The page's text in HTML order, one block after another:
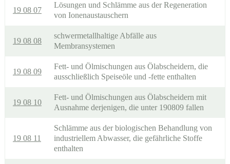
19 08 07
Lösungen und Schlämme aus der Regeneration
von Ionenaustauschern
19 08 08
schwermetallhaltige Abfälle aus
Membransystemen
19 08 09
Fett- und Ölmischungen aus Ölabscheidern, die
ausschließlich Speiseöle und -fette enthalten
19 08 10
Fett- und Ölmischungen aus Ölabscheidern mit
Ausnahme derjenigen, die unter 190809 fallen
19 08 11
Schlämme aus der biologischen Behandlung von
industriellem Abwasser, die gefährliche Stoffe
enthalten